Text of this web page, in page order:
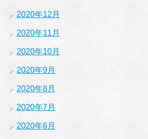
2020年12月
2020年11月
2020年10月
2020年9月
2020年8月
2020年7月
2020年6月